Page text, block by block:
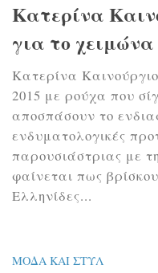
Κατερίνα
για το χειμώνα
Κατερίνα
2015 με ρούχα που
αποσπάσουν το
ενδυματολογικές
παρουσιάστριας με
φαίνεται πως
Ελληνίδες...
ΜΌΔΑ ΚΑΙ ΣΤΥΛ